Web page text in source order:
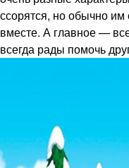
ссорятся, но обычно
вместе. А главное —
всегда рады помочь